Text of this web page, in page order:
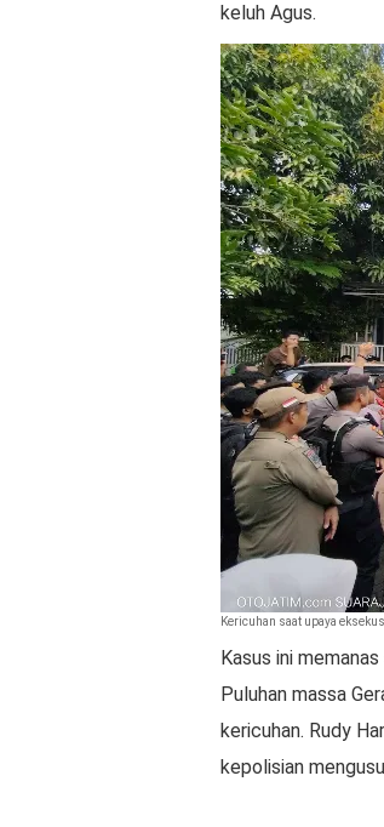
keluh Agus.
Kericuhan saat upaya
Kasus ini
Puluhan massa
kericuhan. Rudy
kepolisian